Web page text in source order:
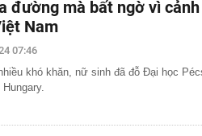
đường mà bất ngờ vì
Nam
07:46
khó khăn, nữ sinh đã đỗ Đại học